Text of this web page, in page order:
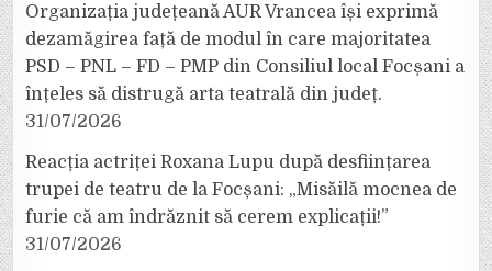
Organizația județeană AUR Vrancea își exprimă
dezamăgirea față de modul în care majoritatea
PSD – PNL – FD – PMP din Consiliul local Focșani a
înțeles să distrugă arta teatrală din județ.
31/07/2026
Reacția actriței Roxana Lupu după desființarea
trupei de teatru de la Focșani: „Misăilă mocnea de
furie că am îndrăznit să cerem explicații!”
31/07/2026